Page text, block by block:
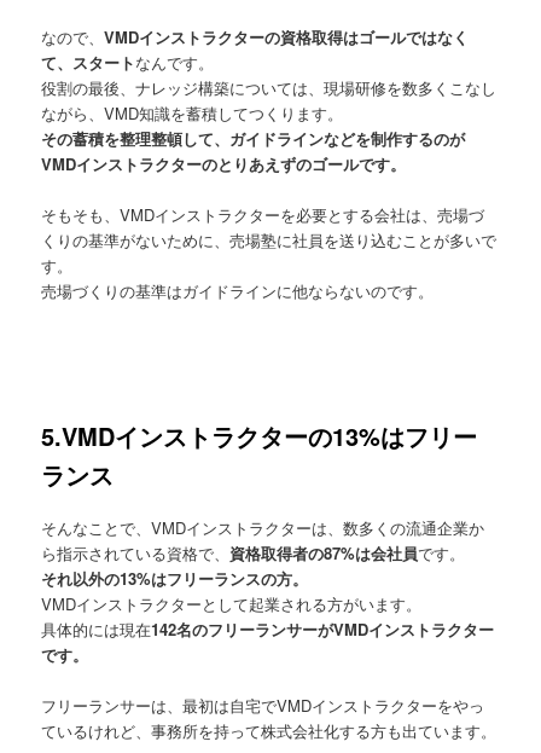
なので、VMDインストラクターの資格取得はゴールではなく
て、スタートなんです。
役割の最後、ナレッジ構築については、現場研修を数多くこなし
ながら、VMD知識を蓄積してつくります。
その蓄積を整理整頓して、ガイドラインなどを制作するのが
VMDインストラクターのとりあえずのゴールです。
そもそも、VMDインストラクターを必要とする会社は、売場づ
くりの基準がないために、売場塾に社員を送り込むことが多いで
す。
売場づくりの基準はガイドラインに他ならないのです。
5.VMDインストラクターの13%はフリー
ランス
そんなことで、VMDインストラクターは、数多くの流通企業か
ら指示されている資格で、 資格取得者の87%は会社員です。
それ以外の13%はフリーランスの方。
VMDインストラクターとして起業される方がいます。
具体的には現在142名のフリーランサーがVMDインストラクター
です。
フリーランサーは、最初は自宅でVMDインストラクターをやっ
ているけれど、事務所を持って株式会社化する方も出ています。